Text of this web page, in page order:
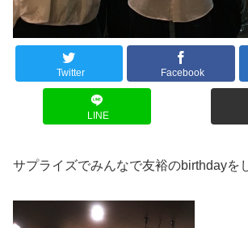
Twitter Facebook
LINE
サプライズでみんなで友裕のbirthdayを